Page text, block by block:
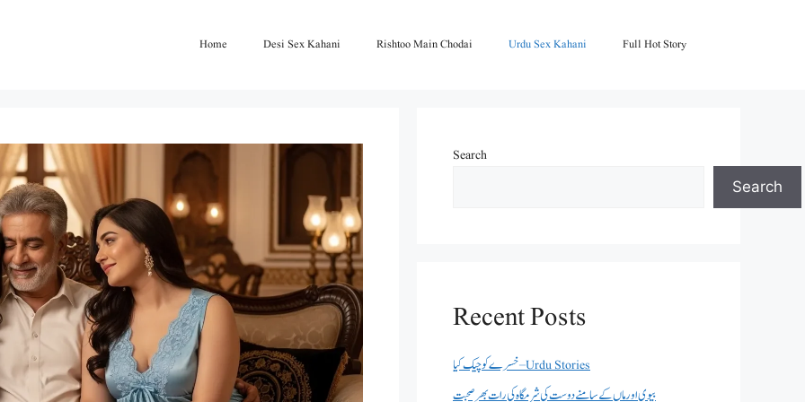
Home Desi Sex Kahani Rishtoo Main Chodai Urdu Sex Kahani Full Hot Story
Search
Search
Recent Posts
خسرے کو چیک کیا – Urdu Stories
بیوی اور ماں کے سامنے دوست کی شرمگاہ کی رات بھر صحبت